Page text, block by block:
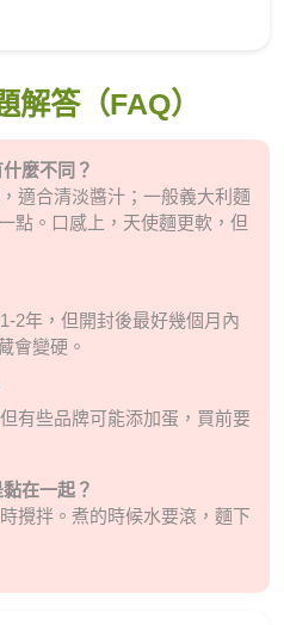
解答（FAQ）
麼不同？
適合清淡醬汁；一般義大利麵
點。口感上，天使麵更軟，但
2年，但開封後最好幾個月內
會變硬。
有些品牌可能添加蛋，買前要
在一起？
攪拌。煮的時候水要滾，麵下